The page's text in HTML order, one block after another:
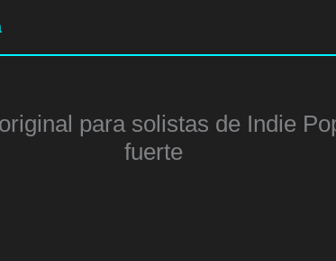
para solistas de Indie
fuerte